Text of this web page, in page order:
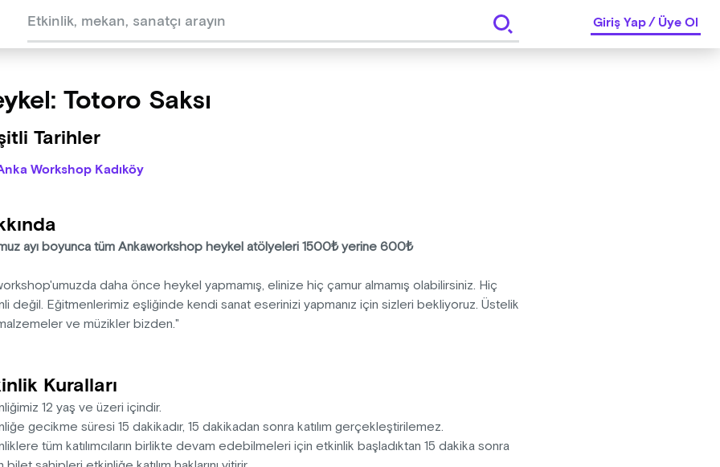
Giriş Yap/Üye Ol
Totoro Saksı
Tarihler
Workshop Kadıköy
ayı boyunca tüm Ankaworkshop heykel atölyeleri 1500₺ yerine 600₺
daha önce heykel yapmamış, elinize hiç çamur almamış olabilirsiniz. Hiç
değil. Eğitmenlerimiz eşliğinde kendi sanat eserinizi yapmanız için sizleri bekliyoruz. Üstelik
ve müzikler bizden."
Kuralları
12 yaş ve üzeri içindir.
gecikme süresi 15 dakikadır, 15 dakikadan sonra katılım gerçekleştirilemez.
tüm katılımcıların birlikte devam edebilmeleri için etkinlik başladıktan 15 dakika sonra